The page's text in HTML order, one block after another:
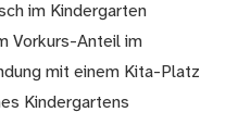
im Kindergarten
Vorkurs-Anteil im
mit einem Kita-Platz
Kindergartens